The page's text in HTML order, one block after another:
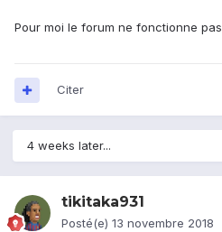
Pour moi le forum ne fonctionne pas
Citer
4 weeks later...
tikitaka931
Posté(e) 13 novembre 2018